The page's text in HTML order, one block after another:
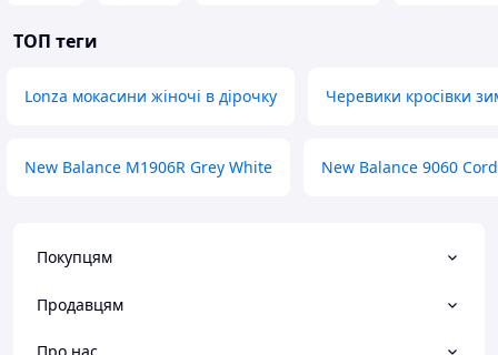
ТОП теги
Lonza мокасини жіночі в дірочку Черевики кросівки
New Balance M1906R Grey White New Balance 9060
Покупцям
Продавцям